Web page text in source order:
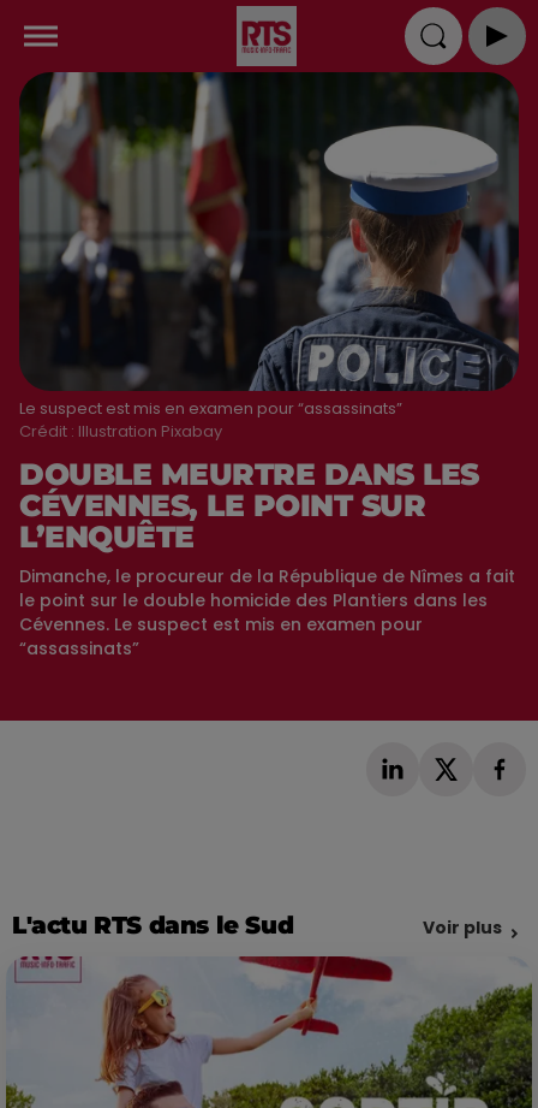
Le suspect est mis en examen pour “assassinats”
Crédit : Illustration Pixabay
DOUBLE MEURTRE DANS LES
CÉVENNES, LE POINT SUR
L’ENQUÊTE
Dimanche, le procureur de la République de Nîmes a fait
le point sur le double homicide des Plantiers dans les
Cévennes. Le suspect est mis en examen pour
“assassinats”
L'actu RTS dans le Sud Voir plus